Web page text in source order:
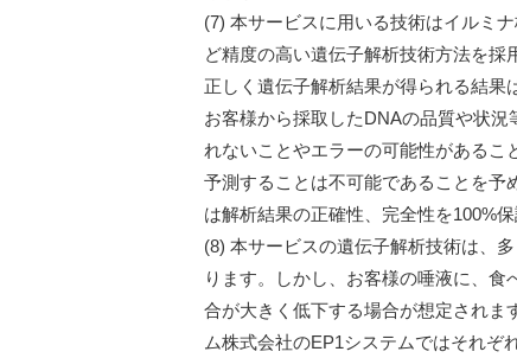
(7) 本サービスに用いる技術はイルミ
ど精度の高い遺伝子解析技術方法を採
正しく遺伝子解析結果が得られる結果
お客様から採取したDNAの品質や状
れないことやエラーの可能性がある
予測することは不可能であることを予
は解析結果の正確性、完全性を100%
(8) 本サービスの遺伝子解析技術は、
ります。しかし、お客様の唾液に、
合が大きく低下する場合が想定されま
ム株式会社のEP1システムではそれぞ